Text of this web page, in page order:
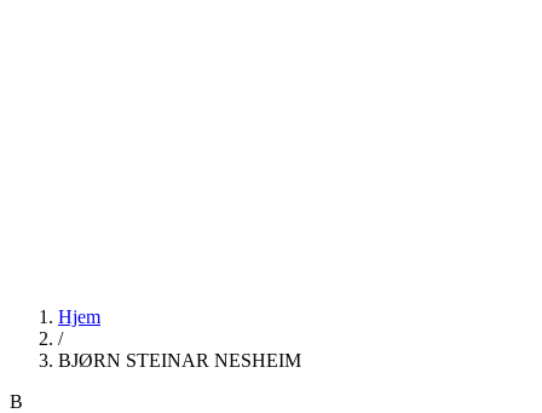
Hjem
/
BJØRN STEINAR NESHEIM
B